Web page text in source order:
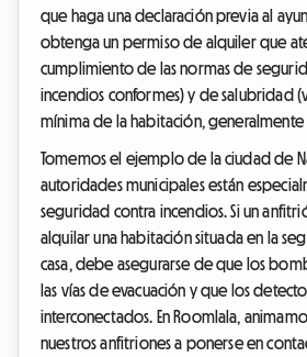
que haga una declaración previa al
obtenga un permiso de alquiler que
cumplimiento de las normas de
incendios conformes) y de salubridad
mínima de la habitación, generalmente
Tomemos el ejemplo de la ciudad de
autoridades municipales están
seguridad contra incendios. Si un
alquilar una habitación situada en la
casa, debe asegurarse de que los
las vías de evacuación y que los
interconectados. En Roomlala,
nuestros anfitriones a ponerse en